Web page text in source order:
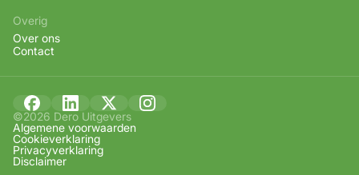
Overig
Over ons
Contact
©2026 Dero Uitgevers
Algemene voorwaarden
Cookieverklaring
Privacyverklaring
Disclaimer